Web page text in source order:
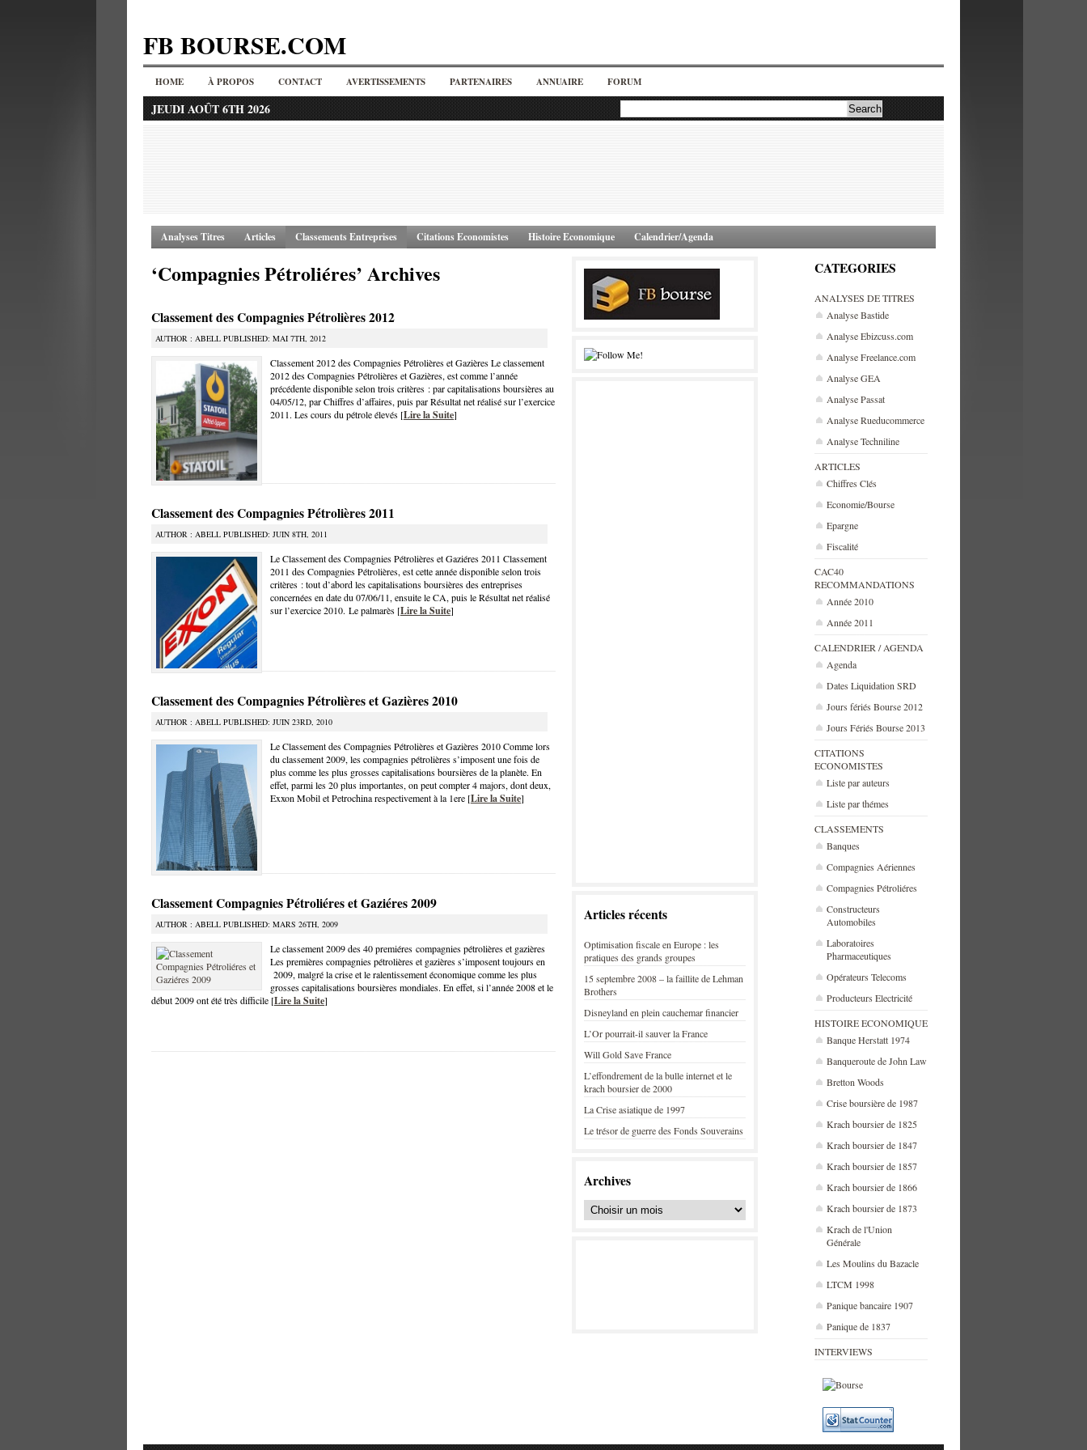
FB BOURSE.COM
HOME À PROPOS CONTACT AVERTISSEMENTS PARTENAIRES ANNUAIRE FORUM
JEUDI AOÛT 6TH 2026
Analyses Titres Articles Classements Entreprises Citations Economistes Histoire Economique Calendrier/Agenda
CATEGORIES
ANALYSES DE TITRES
Analyse Bastide
Analyse Ebizcuss.com
Analyse Freelance.com
Analyse GEA
Analyse Passat
Analyse Rueducommerce
Analyse Techniline
ARTICLES
Chiffres Clés
Economie/Bourse
Epargne
Fiscalité
CAC40
RECOMMANDATIONS
Année 2010
Année 2011
CALENDRIER / AGENDA
Agenda
Dates Liquidation SRD
Jours fériés Bourse 2012
Jours Fériés Bourse 2013
CITATIONS
ECONOMISTES
Liste par auteurs
Liste par thémes
CLASSEMENTS
Banques
Compagnies Aériennes
Compagnies Pétroliéres
Constructeurs
Automobiles
Laboratoires
Pharmaceutiques
Opérateurs Telecoms
Producteurs Electricité
HISTOIRE ECONOMIQUE
Banque Herstatt 1974
Banqueroute de John Law
Bretton Woods
Crise boursière de 1987
Krach boursier de 1825
Krach boursier de 1847
Krach boursier de 1857
Krach boursier de 1866
Krach boursier de 1873
Krach de l'Union
Générale
Les Moulins du Bazacle
LTCM 1998
Panique bancaire 1907
Panique de 1837
INTERVIEWS
‘Compagnies Pétroliéres’ Archives
Classement des Compagnies Pétrolières 2012
AUTHOR : ABELL PUBLISHED: MAI 7TH, 2012
Classement 2012 des Compagnies Pétrolières et Gazières Le classement
2012 des Compagnies Pétrolières et Gazières, est comme l’année
précédente disponible selon trois critères : par capitalisations boursières au
04/05/12, par Chiffres d’affaires, puis par Résultat net réalisé sur l’exercice
2011. Les cours du pétrole élevés [Lire la Suite]
Classement des Compagnies Pétrolières 2011
AUTHOR : ABELL PUBLISHED: JUIN 8TH, 2011
Le Classement des Compagnies Pétrolières et Gaziéres 2011 Classement
2011 des Compagnies Pétrolières, est cette année disponible selon trois
critères : tout d’abord les capitalisations boursières des entreprises
concernées en date du 07/06/11, ensuite le CA, puis le Résultat net réalisé
sur l’exercice 2010. Le palmarès [Lire la Suite]
Classement des Compagnies Pétrolières et Gazières 2010
AUTHOR : ABELL PUBLISHED: JUIN 23RD, 2010
Le Classement des Compagnies Pétrolières et Gazières 2010 Comme lors
du classement 2009, les compagnies pétrolières s’imposent une fois de
plus comme les plus grosses capitalisations boursières de la planète. En
effet, parmi les 20 plus importantes, on peut compter 4 majors, dont deux,
Exxon Mobil et Petrochina respectivement à la 1ere [Lire la Suite]
Classement Compagnies Pétroliéres et Gaziéres 2009
AUTHOR : ABELL PUBLISHED: MARS 26TH, 2009
Le classement 2009 des 40 premiéres compagnies pétrolières et gazières
Les premières compagnies pétrolières et gazières s’imposent toujours en
2009, malgré la crise et le ralentissement économique comme les plus
grosses capitalisations boursières mondiales. En effet, si l’année 2008 et le
début 2009 ont été très difficile [Lire la Suite]
Articles récents
Optimisation fiscale en Europe : les
pratiques des grands groupes
15 septembre 2008 – la faillite de Lehman
Brothers
Disneyland en plein cauchemar financier
L’Or pourrait-il sauver la France
Will Gold Save France
L’effondrement de la bulle internet et le
krach boursier de 2000
La Crise asiatique de 1997
Le trésor de guerre des Fonds Souverains
Archives